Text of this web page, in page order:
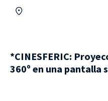
*CINESFERIC:
360º en una pantalla